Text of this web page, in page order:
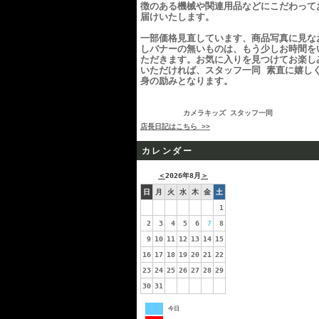
徴のある機械や関連用品などにこだわって
届けいたします。
一部価格見直しています、商品写真に見な
しバナーの無いものは、もう少しお時間を
ただきます。お気に入りを見つけてお楽し
いただければ、スタッフ一同 素直に嬉しく
身の励みとなります。
カメラキッズ スタッフ一同
店長日記はこちら >>
カレンダー
＜2026年8月 ＞
日 月 火 水 木 金
土
1
2
3 4 5 6 7
8
9 10 11 12 13 14 15
16 17 18 19 20 21
22
23 24 25 26 27 28 29
30 31
今日